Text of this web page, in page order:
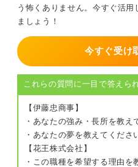
う怖くありません。今すぐ活
ましょう！
今すぐ受け
これらの質問に一目で答えら
【伊藤忠商事】
・あなたの強み・長所を教え
・あなたの夢を教えてくださ
【花王株式会社】
・この職種を希望する理由を